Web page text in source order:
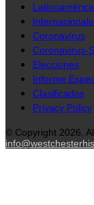
Latinoamérica
Coronavirus
Coronavirus-
Elecciones
Informe
Clasificados
Privacy Policy
© Copyright 2026,